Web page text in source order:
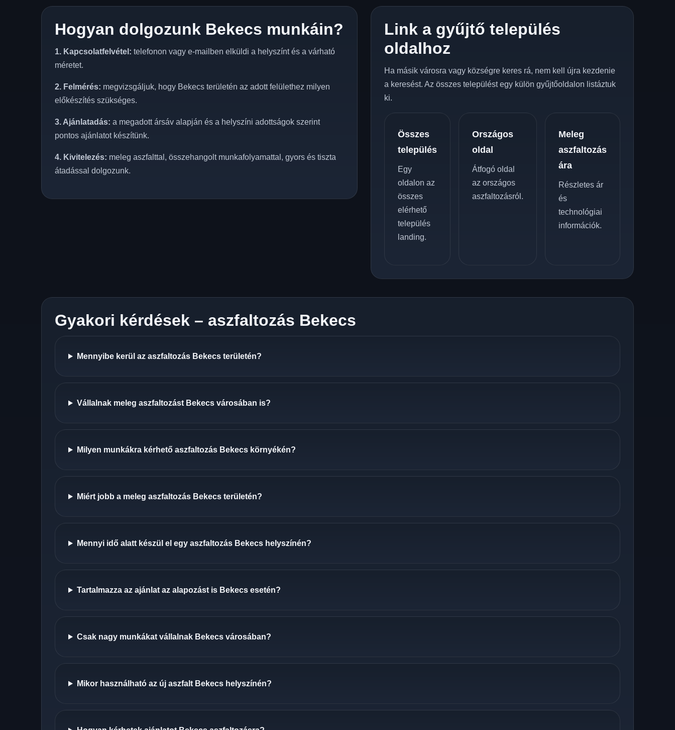
Hogyan dolgozunk Bekecs munkáin?
1. Kapcsolatfelvétel: telefonon vagy e-mailben elküldi a helyszínt és a várható
méretet.
2. Felmérés: megvizsgáljuk, hogy Bekecs területén az adott felülethez milyen
előkészítés szükséges.
3. Ajánlatadás: a megadott ársáv alapján és a helyszíni adottságok szerint
pontos ajánlatot készítünk.
4. Kivitelezés: meleg aszfalttal, összehangolt munkafolyamattal, gyors és tiszta
átadással dolgozunk.
Link a gyűjtő település
oldalhoz
Ha másik városra vagy községre keres rá, nem kell újra kezdenie
a keresést. Az összes települést egy külön gyűjtőoldalon listáztuk
ki.
Összes
település
Egy
oldalon az
összes
elérhető
település
landing.
Országos
oldal
Átfogó oldal
az országos
aszfaltozásról.
Meleg
aszfaltozás
ára
Részletes ár
és
technológiai
információk.
Gyakori kérdések – aszfaltozás Bekecs
Mennyibe kerül az aszfaltozás Bekecs területén?
Vállalnak meleg aszfaltozást Bekecs városában is?
Milyen munkákra kérhető aszfaltozás Bekecs környékén?
Miért jobb a meleg aszfaltozás Bekecs területén?
Mennyi idő alatt készül el egy aszfaltozás Bekecs helyszínén?
Tartalmazza az ajánlat az alapozást is Bekecs esetén?
Csak nagy munkákat vállalnak Bekecs városában?
Mikor használható az új aszfalt Bekecs helyszínén?